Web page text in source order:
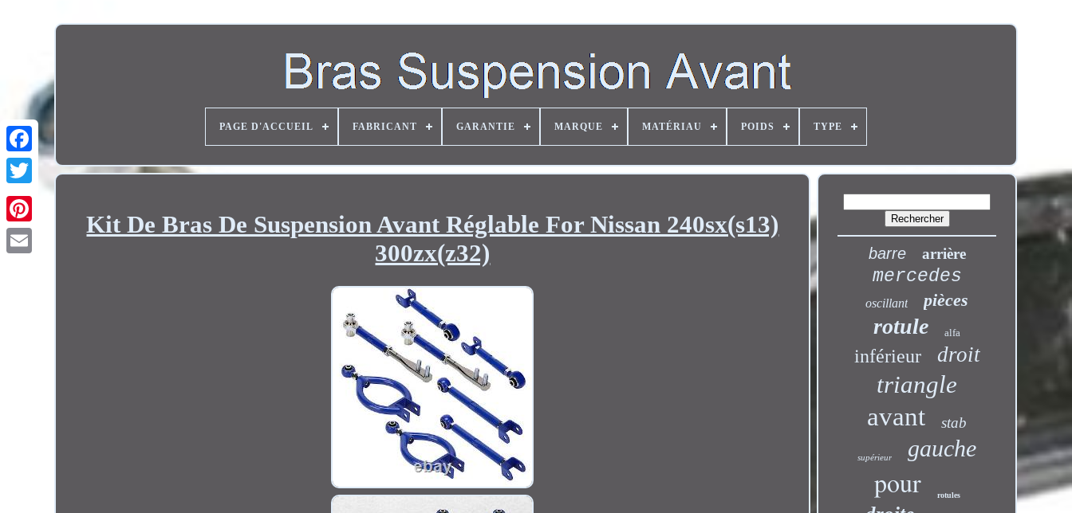
Twitter
PAGE D'ACCUEIL FABRICANT GARANTIE MARQUE MATÉRIAU POIDS TYPE
Kit De Bras De Suspension Avant Réglable For Nissan 240sx(s13)
300zx(z32)
barre arrière
mercedes
oscillant pièces
rotule alfa
inférieur droit
triangle
avant stab
supérieur gauche
pour rotules